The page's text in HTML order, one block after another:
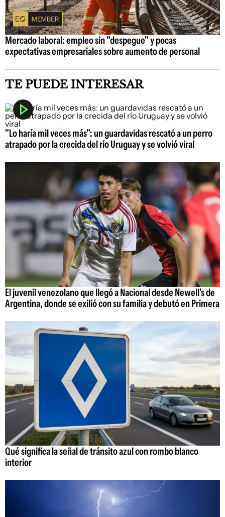
Mercado laboral: empleo sin "despegue" y pocas
expectativas empresariales sobre aumento de personal
TE PUEDE INTERESAR
"Lo haría mil veces más": un guardavidas rescató a un perro
atrapado por la crecida del río Uruguay y se volvió viral
El juvenil venezolano que llegó a Nacional desde Newell's de
Argentina, donde se exilió con su familia y debutó en Primera
Qué significa la señal de tránsito azul con rombo blanco
interior